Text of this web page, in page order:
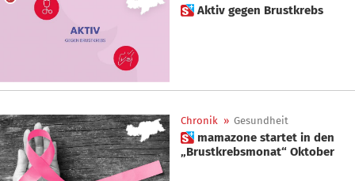
 Aktiv gegen Brustkrebs
Chronik » Gesundheit
 mamazone startet in den
„Brustkrebsmonat“ Oktober